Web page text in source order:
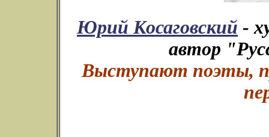
Юрий Косаговский -
автор
Выступают поэты,